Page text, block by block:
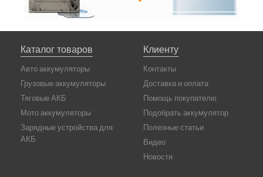
Каталог товаров
Авто аккумуляторы
Грузовые аккумуляторы
Тяговые АКБ
Мото аккумуляторы
Зарядные устройства для
АКБ
Клиенту
Контакты
Доставка и оплата
Помощь покупателю
Подобрать аккумулятор
Полезные статьи
Видео
Новости